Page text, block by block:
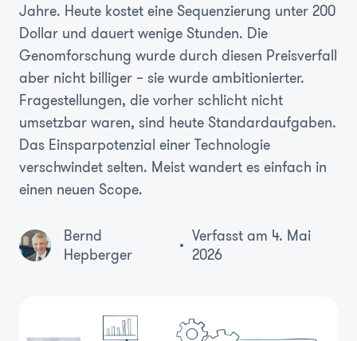
Über Uns
Jahre. Heute kostet eine Sequenzierung unter 200
Dollar und dauert wenige Stunden. Die
Genomforschung wurde durch diesen Preisverfall
aber nicht billiger – sie wurde ambitionierter.
Fragestellungen, die vorher schlicht nicht
umsetzbar waren, sind heute Standardaufgaben.
Das Einsparpotenzial einer Technologie
verschwindet selten. Meist wandert es einfach in
einen neuen Scope.
Bernd
Hepberger
Verfasst am 4. Mai
2026